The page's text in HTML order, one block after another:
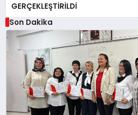
GERÇEKLEŞTİRİLDİ
Son Dakika